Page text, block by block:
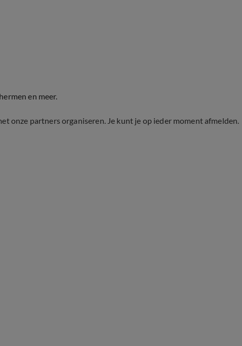
en meer.
onze partners organiseren. Je kunt je op ieder moment afmelden.